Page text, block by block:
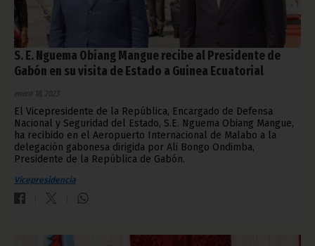
S. E. Nguema Obiang Mangue recibe al Presidente de
Gabón en su visita de Estado a Guinea Ecuatorial
enero 18, 2023
El Vicepresidente de la República, Encargado de Defensa
Nacional y Seguridad del Estado, S.E. Nguema Obiang Mangue,
ha recibido en el Aeropuerto Internacional de Malabo a la
delegación gabonesa dirigida por Ali Bongo Ondimba,
Presidente de la República de Gabón.
Vicepresidencia